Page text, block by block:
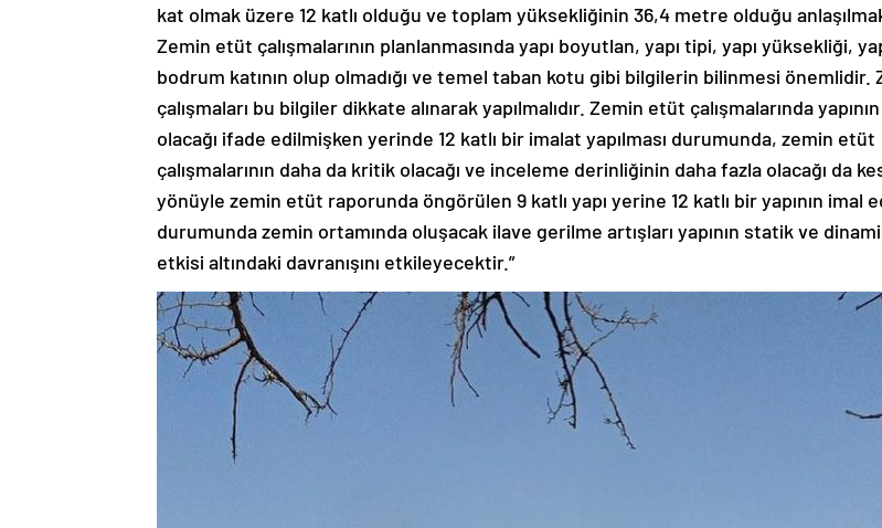
kat olmak üzere 12 katlı olduğu ve toplam yüksekliğinin 36,4 metre olduğu
Zemin etüt çalışmalarının planlanmasında yapı boyutlan, yapı tipi, yapı yüksekliği,
bodrum katının olup olmadığı ve temel taban kotu gibi bilgilerin bilinmesi önemlidir.
çalışmaları bu bilgiler dikkate alınarak yapılmalıdır. Zemin etüt çalışmalarında yapının
olacağı ifade edilmişken yerinde 12 katlı bir imalat yapılması durumunda, zemin etüt
çalışmalarının daha da kritik olacağı ve inceleme derinliğinin daha fazla olacağı da
yönüyle zemin etüt raporunda öngörülen 9 katlı yapı yerine 12 katlı bir yapının imal
durumunda zemin ortamında oluşacak ilave gerilme artışları yapının statik ve
etkisi altındaki davranışını etkileyecektir.”